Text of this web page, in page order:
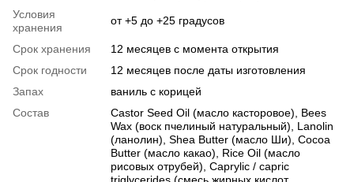
Условия
хранения
от +5 до +25 градусов
Срок хранения
12 месяцев с момента открытия
Срок годности
12 месяцев после даты изготовления
Запах
ваниль с корицей
Состав
Castor Seed Oil (масло касторовое), Bees
Wax (воск пчелиный натуральный), Lanolin
(ланолин), Shea Butter (масло Ши), Cocoa
Butter (масло какао), Rice Oil (масло
рисовых отрубей), Caprylic / capric
triglycerides (смесь жирных кислот,